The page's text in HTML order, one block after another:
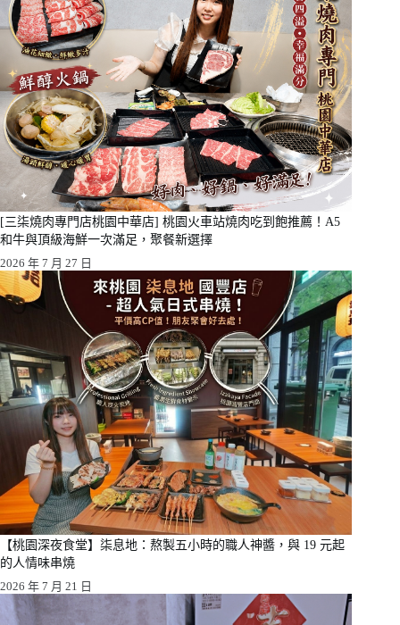
[三柒燒肉專門店桃園中華店] 桃園火車站燒肉吃到飽推薦！A5
和牛與頂級海鮮一次滿足，聚餐新選擇
2026 年 7 月 27 日
【桃園深夜食堂】柒息地：熬製五小時的職人神醬，與 19 元起
的人情味串燒
2026 年 7 月 21 日